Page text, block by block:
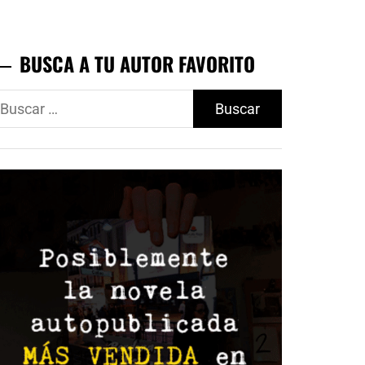
BUSCA A TU AUTOR FAVORITO